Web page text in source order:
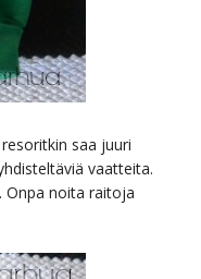
saa juuri
vaatteita.
Onpa noita raitoja